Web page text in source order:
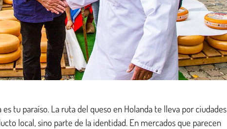
tu paraíso. La ruta del queso en Holanda te lleva por ciudades
local, sino parte de la identidad. En mercados que parecen